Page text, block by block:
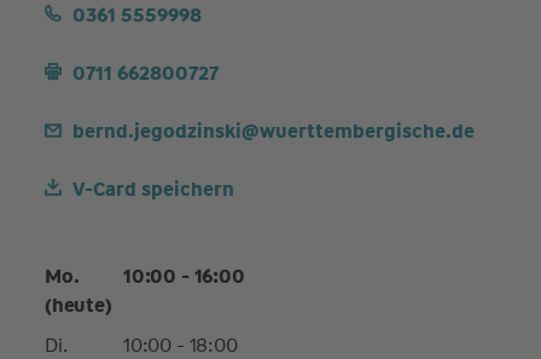
0361 5559998
0711 662800727
bernd.jegodzinski@wuerttembergische.de
V-Card speichern
Mo.
(heute)
10:00 - 16:00
Di.
10:00 - 18:00